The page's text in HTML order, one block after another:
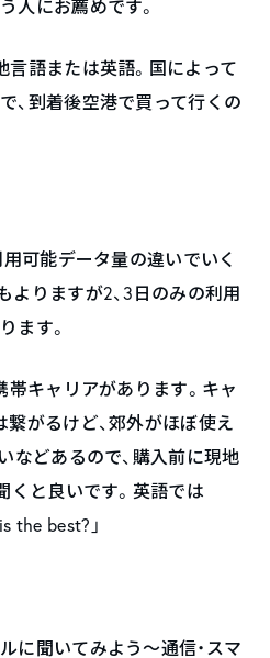
人にお薦めです。
言語または英語。国によって
、到着後空港で買って行くの
可能データ量の違いでいく
よりますが2、3日のみの利用
ます。
キャリアがあります。キャ
繋がるけど、郊外がほぼ使え
などあるので、購入前に現地
くと良いです。英語では
the best?」
に聞いてみよう〜通信・スマ